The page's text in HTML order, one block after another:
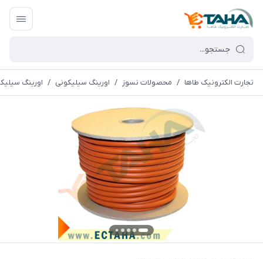
تجارت الکترونیک طاها / محصولات نسوز / اورینگ سیلیکونی / اورینگ سیلیکون